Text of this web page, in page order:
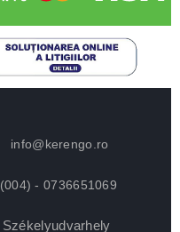
info@kerengo.ro
(004) - 0736651069
Székelyudvarhely